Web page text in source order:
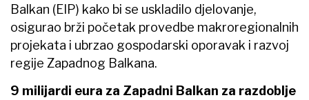
Balkan (EIP) kako bi se uskladilo djelovanje,
osigurao brži početak provedbe makroregionalnih
projekata i ubrzao gospodarski oporavak i razvoj
regije Zapadnog Balkana.
9 milijardi eura za Zapadni Balkan za razdoblje